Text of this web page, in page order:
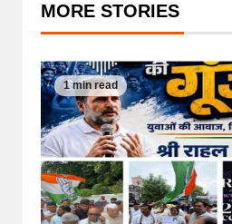
MORE STORIES
1 min read